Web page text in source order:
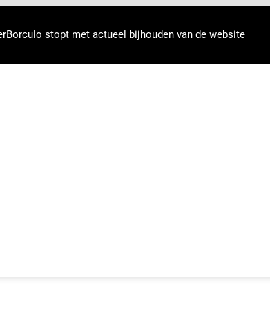
stopt met actueel bijhouden van de website